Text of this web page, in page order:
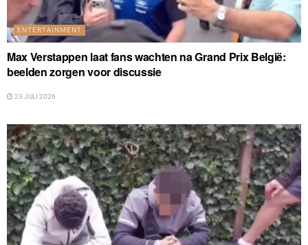
ENTERTAINMENT
Max Verstappen laat fans wachten na Grand Prix België:
beelden zorgen voor discussie
23 JULI 2026